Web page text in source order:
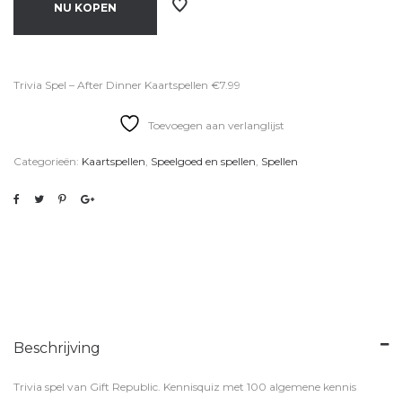
NU KOPEN
Trivia Spel – After Dinner Kaartspellen €7.99
Toevoegen aan verlanglijst
Categorieën: Kaartspellen, Speelgoed en spellen, Spellen
Beschrijving
Trivia spel van Gift Republic. Kennisquiz met 100 algemene kennis